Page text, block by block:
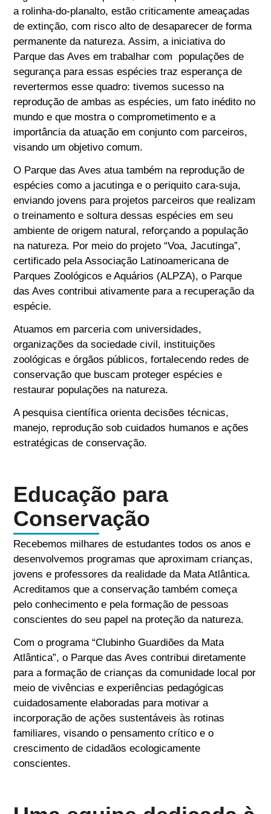
a rolinha-do-planalto, estão criticamente ameaçadas
de extinção, com risco alto de desaparecer de forma
permanente da natureza. Assim, a iniciativa do
Parque das Aves em trabalhar com populações de
segurança para essas espécies traz esperança de
revertermos esse quadro: tivemos sucesso na
reprodução de ambas as espécies, um fato inédito no
mundo e que mostra o comprometimento e a
importância da atuação em conjunto com parceiros,
visando um objetivo comum.
O Parque das Aves atua também na reprodução de
espécies como a jacutinga e o periquito cara-suja,
enviando jovens para projetos parceiros que realizam
o treinamento e soltura dessas espécies em seu
ambiente de origem natural, reforçando a população
na natureza. Por meio do projeto “Voa, Jacutinga”,
certificado pela Associação Latinoamericana de
Parques Zoológicos e Aquários (ALPZA), o Parque
das Aves contribui ativamente para a recuperação da
espécie.
Atuamos em parceria com universidades,
organizações da sociedade civil, instituições
zoológicas e órgãos públicos, fortalecendo redes de
conservação que buscam proteger espécies e
restaurar populações na natureza.
A pesquisa científica orienta decisões técnicas,
manejo, reprodução sob cuidados humanos e ações
estratégicas de conservação.
Educação para
Conservação
Recebemos milhares de estudantes todos os anos e
desenvolvemos programas que aproximam crianças,
jovens e professores da realidade da Mata Atlântica.
Acreditamos que a conservação também começa
pelo conhecimento e pela formação de pessoas
conscientes do seu papel na proteção da natureza.
Com o programa “Clubinho Guardiões da Mata
Atlântica”, o Parque das Aves contribui diretamente
para a formação de crianças da comunidade local por
meio de vivências e experiências pedagógicas
cuidadosamente elaboradas para motivar a
incorporação de ações sustentáveis às rotinas
familiares, visando o pensamento crítico e o
crescimento de cidadãos ecologicamente
conscientes.